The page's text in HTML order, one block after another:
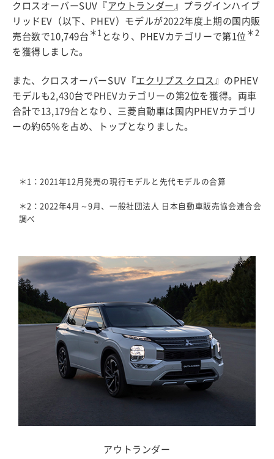
クロスオーバーSUV『アウトランダー 』プラグインハイブ
リッドEV（以下、PHEV）モデルが2022年度上期の国内販
売台数で10,749台 ＊1 となり、PHEVカテゴリーで第1位 ＊2
を獲得しました。
また、クロスオーバーSUV『エクリプス クロス 』のPHEV
モデルも2,430台でPHEVカテゴリーの第2位を獲得。両車
合計で13,179台となり、三菱自動車は国内PHEVカテゴリ
ーの約65%を占め、トップとなりました。
＊1：2021年12月発売の現行モデルと先代モデルの合算
＊2：2022年4月～9月、一般社団法人 日本自動車販売協会連合会
調べ
アウトランダー